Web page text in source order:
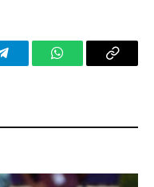
TelegramWhatsAppCopy